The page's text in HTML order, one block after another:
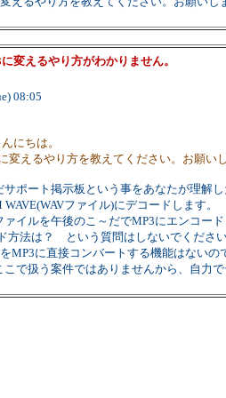
変えるやり方がわかりません。
08:05
にちは。
変えるやり方を教えてください。お願い
サポート掲示板という事をあなたが理解
ファイル)にデコードします。
ァイルを午後のこ～だでMP3にエンコー
方法は？ という質問はしないでくださ
MP3に直接コンバートする機能はないの
こで扱う案件ではありませんから、自力